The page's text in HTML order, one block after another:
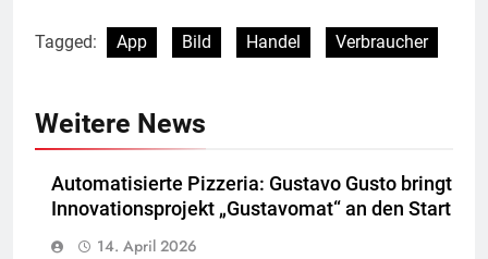
Tagged: App Bild Handel Verbraucher
Weitere News
Automatisierte Pizzeria: Gustavo Gusto bringt
Innovationsprojekt „Gustavomat“ an den Start
14. April 2026